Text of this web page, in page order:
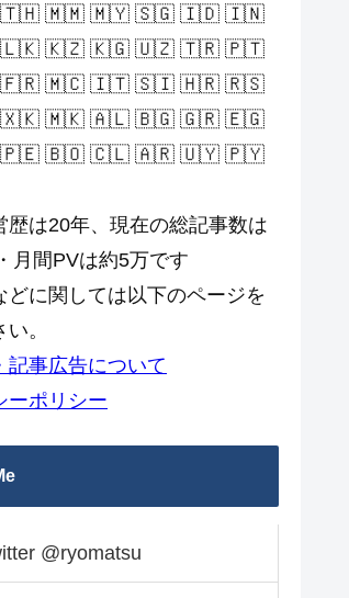
🇲🇲 🇲🇾 🇸🇬 🇮🇩 🇮🇳
🇰🇿 🇰🇬 🇺🇿 🇹🇷 🇵🇹
🇲🇨 🇮🇹 🇸🇮 🇭🇷 🇷🇸
🇲🇰 🇦🇱 🇧🇬 🇬🇷 🇪🇬
🇧🇴 🇨🇱 🇦🇷 🇺🇾 🇵🇾
歴は20年、現在の総記事数は
月間PVは約5万です
どに関しては以下のページを
。
記事広告について
ーポリシー
@ryomatsu